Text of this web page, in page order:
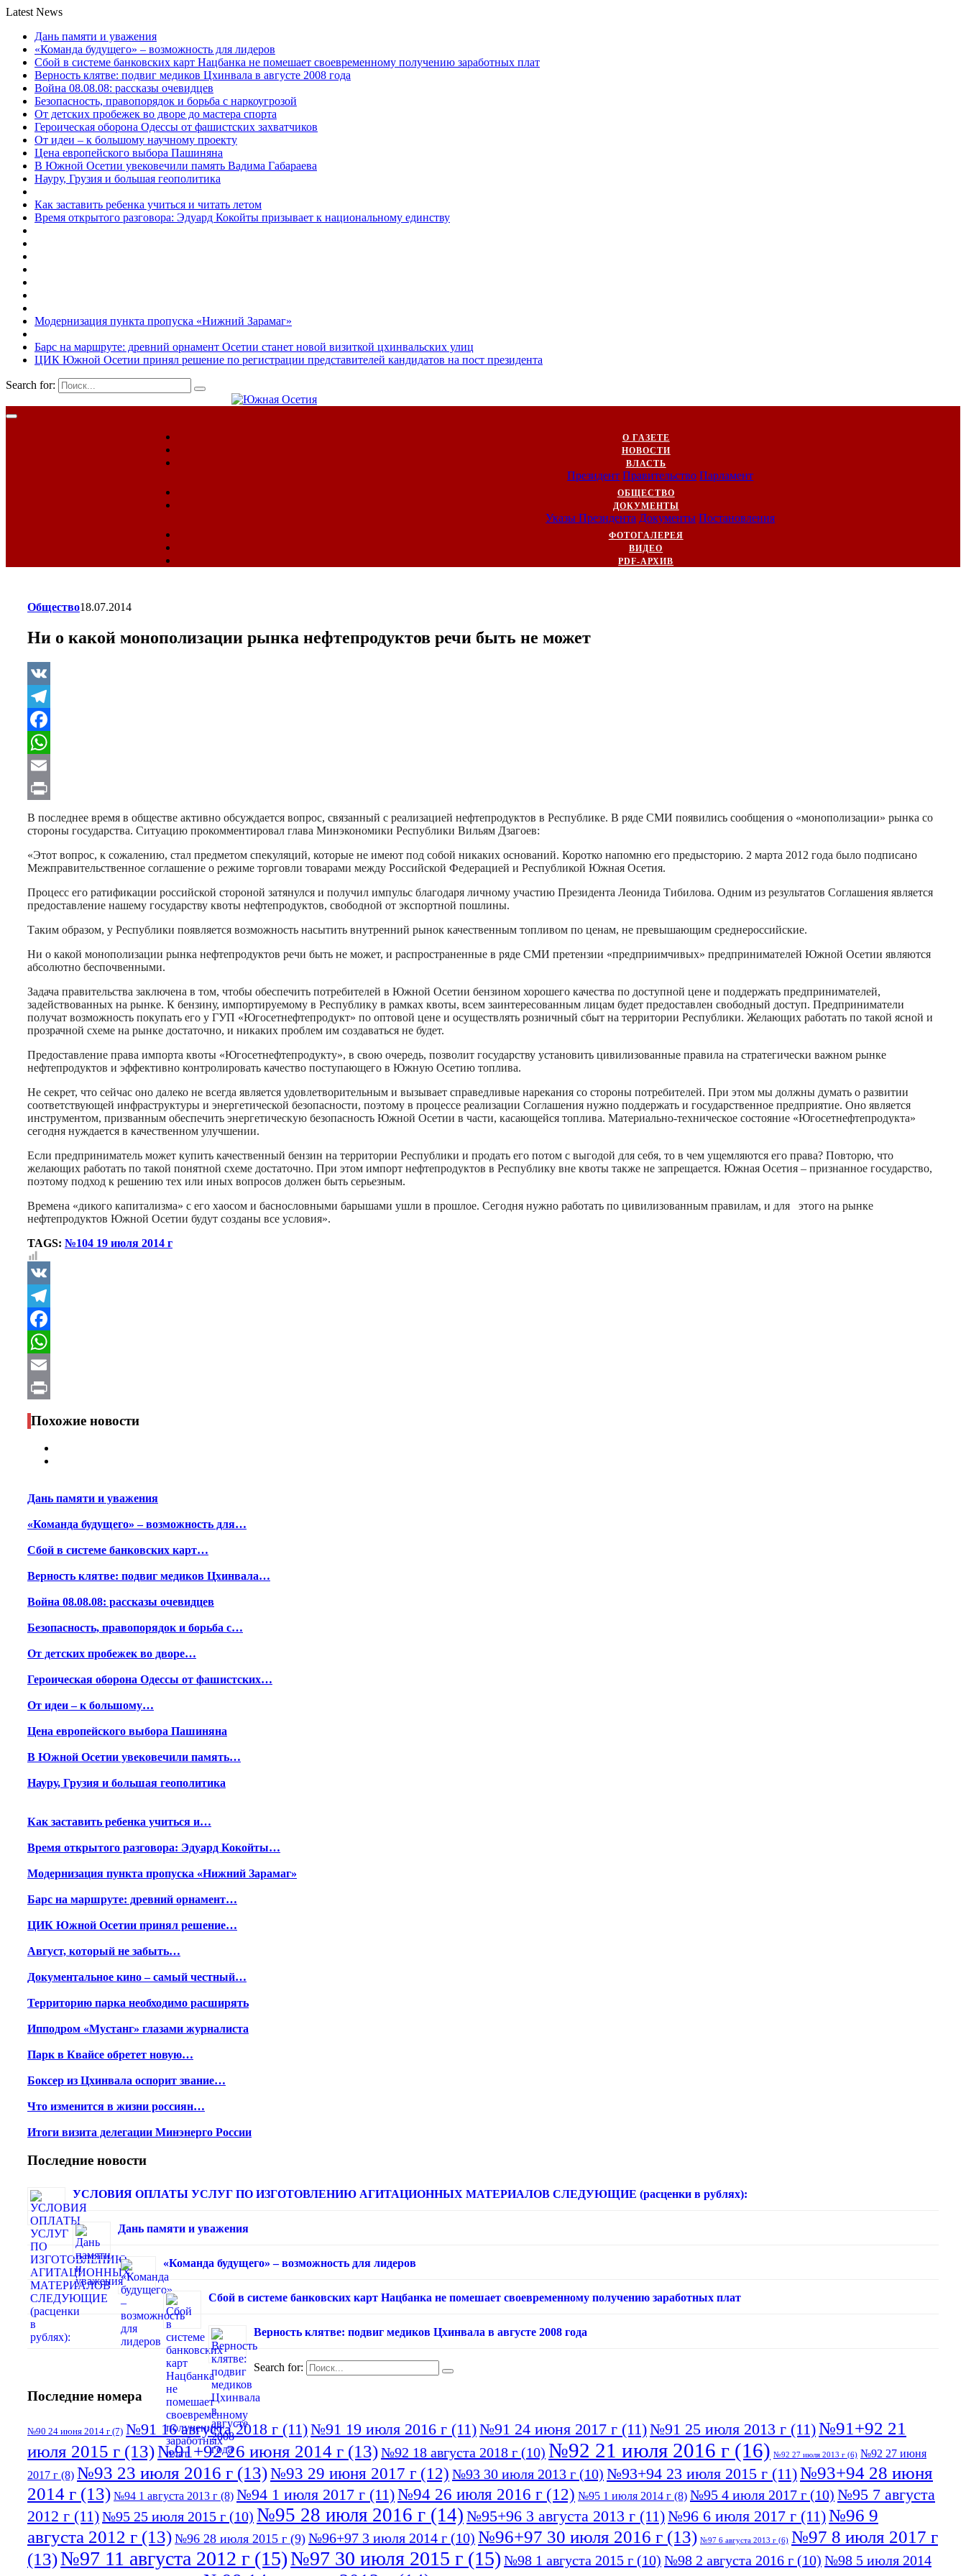
Latest News
Дань памяти и уважения
«Команда будущего» – возможность для лидеров
Сбой в системе банковских карт Нацбанка не помешает своевременному получению заработных плат
Верность клятве: подвиг медиков Цхинвала в августе 2008 года
Война 08.08.08: рассказы очевидцев
Безопасность, правопорядок и борьба с наркоугрозой
От детских пробежек во дворе до мастера спорта
Героическая оборона Одессы от фашистских захватчиков
От идеи – к большому научному проекту
Цена европейского выбора Пашиняна
В Южной Осетии увековечили память Вадима Габараева
Науру, Грузия и большая геополитика
Как заставить ребенка учиться и читать летом
Время открытого разговора: Эдуард Кокойты призывает к национальному единству
Модернизация пункта пропуска «Нижний Зарамаг»
Барс на маршруте: древний орнамент Осетии станет новой визиткой цхинвальских улиц
ЦИК Южной Осетии принял решение по регистрации представителей кандидатов на пост президента
Search for:
О ГАЗЕТЕ
НОВОСТИ
ВЛАСТЬ
Президент Правительство Парламент
ОБЩЕСТВО
ДОКУМЕНТЫ
Указы Президента Документы Постановления
ФОТОГАЛЕРЕЯ
ВИДЕО
PDF-АРХИВ
Общество18.07.2014
Ни о какой монополизации рынка нефтепродуктов речи быть не может
VK
Telegram
Facebook
WhatsApp
Email
Print
В последнее время в обществе активно обсуждается вопрос, связанный с реализацией нефтепродуктов в Республике. В ряде СМИ появились сообщения о «монополизации» рынка со
стороны государства. Ситуацию прокомментировал глава Минэкономики Республики Вильям Дзагоев:
«Этот вопрос, к сожалению, стал предметом спекуляций, которые не имеют под собой никаких оснований. Коротко напомню его предысторию. 2 марта 2012 года было подписано
Межправительственное соглашение о режиме торговли товарами между Российской Федерацией и Республикой Южная Осетия.
Процесс его ратификации российской стороной затянулся и получил импульс благодаря личному участию Президента Леонида Тибилова. Одним из результатов Соглашения является
предоставление нашему государству квоты нефтепродуктов, свободной от экспортной пошлины.
Таким образом, у Республики появляется возможность насытить внутренний рынок качественным топливом по ценам, не превышающим среднероссийские.
Ни о какой монополизации рынка нефтепродуктов речи быть не может, и распространенные в ряде СМИ претензии «предприимчивых» предпринимателей Южной Осетии являются
абсолютно беспочвенными.
Задача правительства заключена в том, чтобы обеспечить потребителей в Южной Осетии бензином хорошего качества по доступной цене и поддержать предпринимателей,
задействованных на рынке. К бензину, импортируемому в Республику в рамках квоты, всем заинтересованным лицам будет предоставлен свободный доступ. Предприниматели
получат возможность покупать его у ГУП «Югосетнефтепродукт» по оптовой цене и осуществлять розничный сбыт на территории Республики. Желающих работать по такой ясной и
прозрачной схеме на рынке достаточно, и никаких проблем им создаваться не будет.
Предоставление права импорта квоты «Югосетнефтепродукту», в свою очередь, позволит государству установить цивилизованные правила на стратегически важном рынке
нефтепродуктов и эффективно контролировать качество поступающего в Южную Осетию топлива.
Не секрет, что сейчас оно далеко не всегда является удовлетворительным и вызывает справедливые нарекания со стороны потребителей. При этом мы должны думать о развитии
соответствующей инфраструктуры и энергетической безопасности, поэтому в процессе реализации Соглашения нужно поддержать и государственное предприятие. Оно является
инструментом, призванным обеспечить энергетическую безопасность Южной Осетии в части, касающейся топлива. Материально-техническое состояние «Югосетнефтепродукта»
сегодня нуждается в качественном улучшении.
Если предприниматель может купить качественный бензин на территории Республики и продать его потом с выгодой для себя, то в чем ущемляются его права? Повторю, что
желающих работать по такой понятной схеме достаточно. При этом импорт нефтепродуктов в Республику вне квоты также не запрещается. Южная Осетия – признанное государство,
поэтому подход к решению тех или иных вопросов должен быть серьезным.
Времена «дикого капитализма» с его хаосом и баснословными барышами ушли в прошлое. Сегодня нужно работать по цивилизованным правилам, и для этого на рынке
нефтепродуктов Южной Осетии будут созданы все условия».
TAGS: №104 19 июля 2014 г
VK
Telegram
Facebook
WhatsApp
Email
Print
Похожие новости
Дань памяти и уважения
«Команда будущего» – возможность для…
Сбой в системе банковских карт…
Верность клятве: подвиг медиков Цхинвала…
Война 08.08.08: рассказы очевидцев
Безопасность, правопорядок и борьба с…
От детских пробежек во дворе…
Героическая оборона Одессы от фашистских…
От идеи – к большому…
Цена европейского выбора Пашиняна
В Южной Осетии увековечили память…
Науру, Грузия и большая геополитика
Как заставить ребенка учиться и…
Время открытого разговора: Эдуард Кокойты…
Модернизация пункта пропуска «Нижний Зарамаг»
Барс на маршруте: древний орнамент…
ЦИК Южной Осетии принял решение…
Август, который не забыть…
Документальное кино – самый честный…
Территорию парка необходимо расширять
Ипподром «Мустанг» глазами журналиста
Парк в Квайсе обретет новую…
Боксер из Цхинвала оспорит звание…
Что изменится в жизни россиян…
Итоги визита делегации Минэнерго России
Последние новости
УСЛОВИЯ ОПЛАТЫ УСЛУГ ПО ИЗГОТОВЛЕНИЮ АГИТАЦИОННЫХ МАТЕРИАЛОВ СЛЕДУЮЩИЕ (расценки в рублях):
Дань памяти и уважения
«Команда будущего» – возможность для лидеров
Сбой в системе банковских карт Нацбанка не помешает своевременному получению заработных плат
Верность клятве: подвиг медиков Цхинвала в августе 2008 года
Search for:
Последние номера
№90 24 июня 2014 г (7) №91 16 августа 2018 г (11)№91 19 июля 2016 г (11)№91 24 июня 2017 г (11)№91 25 июля 2013 г (11)№91+92 21
июля 2015 г (13)№91+92 26 июня 2014 г (13)№92 18 августа 2018 г (10) №92 21 июля 2016 г (16) №92 27 июля 2013 г (6) №92 27 июня
2017 г (8) №93 23 июля 2016 г (13)№93 29 июня 2017 г (12) №93 30 июля 2013 г (10) №93+94 23 июля 2015 г (11)№93+94 28 июня
2014 г (13) №94 1 августа 2013 г (8) №94 1 июля 2017 г (11)№94 26 июля 2016 г (12) №95 1 июля 2014 г (8) №95 4 июля 2017 г (10) №95 7 августа
2012 г (11)№95 25 июля 2015 г (10) №95 28 июля 2016 г (14) №95+96 3 августа 2013 г (11)№96 6 июля 2017 г (11)№96 9
августа 2012 г (13) №96 28 июля 2015 г (9) №96+97 3 июля 2014 г (10) №96+97 30 июля 2016 г (13) №97 6 августа 2013 г (6) №97 8 июля 2017 г
(13)№97 11 августа 2012 г (15)№97 30 июля 2015 г (15) №98 1 августа 2015 г (10) №98 2 августа 2016 г (10) №98 5 июля 2014